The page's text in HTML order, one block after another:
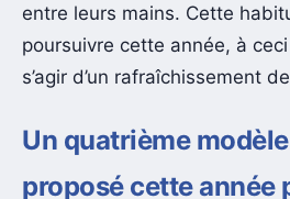
entre leurs mains. Cette
poursuivre cette année, à
s’agir d’un rafraîchissement
Un quatrième modèle
proposé cette année